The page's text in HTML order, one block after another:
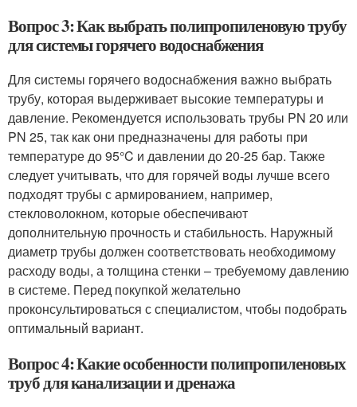
Вопрос 3: Как выбрать полипропиленовую трубу
для системы горячего водоснабжения
Для системы горячего водоснабжения важно выбрать
трубу, которая выдерживает высокие температуры и
давление. Рекомендуется использовать трубы PN 20 или
PN 25, так как они предназначены для работы при
температуре до 95°C и давлении до 20-25 бар. Также
следует учитывать, что для горячей воды лучше всего
подходят трубы с армированием, например,
стекловолокном, которые обеспечивают
дополнительную прочность и стабильность. Наружный
диаметр трубы должен соответствовать необходимому
расходу воды, а толщина стенки – требуемому давлению
в системе. Перед покупкой желательно
проконсультироваться с специалистом, чтобы подобрать
оптимальный вариант.
Вопрос 4: Какие особенности полипропиленовых
труб для канализации и дренажа